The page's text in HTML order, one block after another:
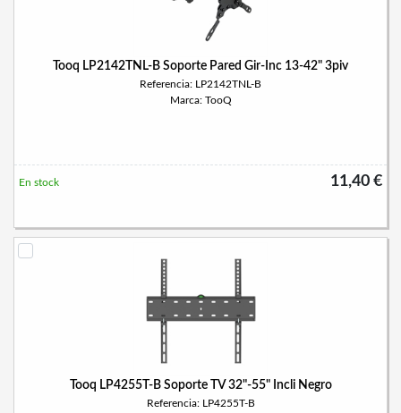
Tooq LP2142TNL-B Soporte Pared Gir-Inc 13-42" 3piv
Referencia: LP2142TNL-B
Marca: TooQ
11,40 €
En stock
Tooq LP4255T-B Soporte TV 32"-55" Incli Negro
Referencia: LP4255T-B